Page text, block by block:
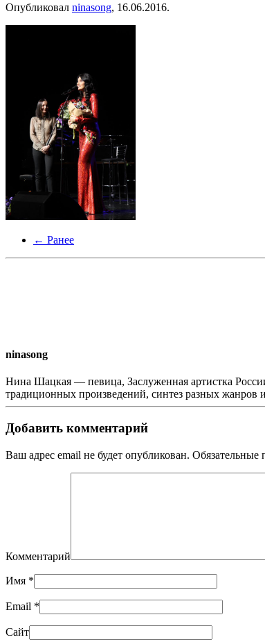
Опубликовал ninasong, 16.06.2016.
← Ранее
ninasong
Нина Шацкая — певица, Заслуженная артистка
традиционных произведений, синтез разных жанров
Добавить комментарий
Ваш адрес email не будет опубликован.
Комментарий
Имя *
Email *
Сайт